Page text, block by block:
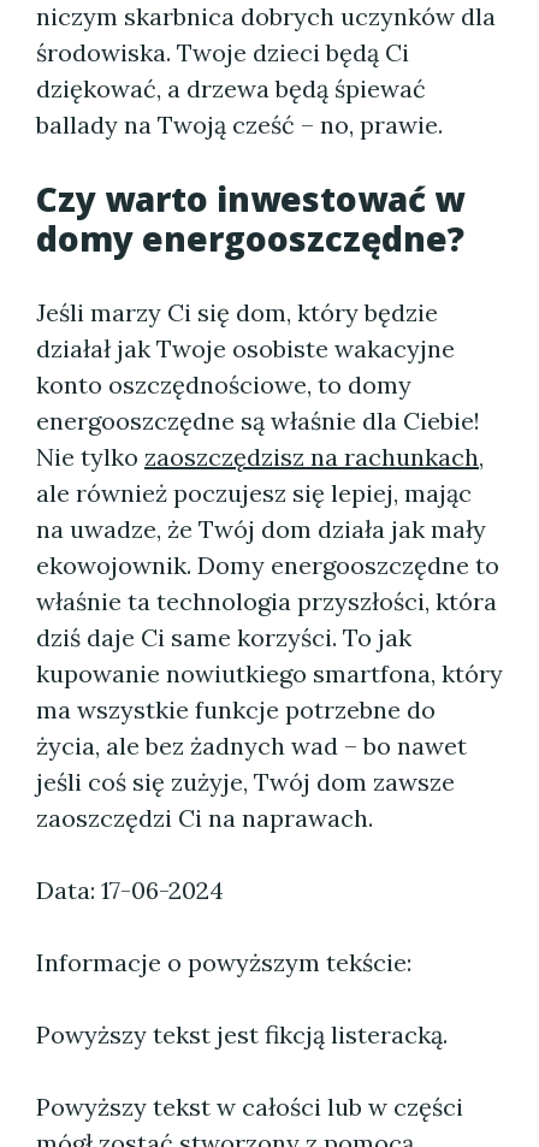
niczym skarbnica dobrych uczynków dla
środowiska. Twoje dzieci będą Ci
dziękować, a drzewa będą śpiewać
ballady na Twoją cześć – no, prawie.
Czy warto inwestować w
domy energooszczędne?
Jeśli marzy Ci się dom, który będzie
działał jak Twoje osobiste wakacyjne
konto oszczędnościowe, to domy
energooszczędne są właśnie dla Ciebie!
Nie tylko zaoszczędzisz na rachunkach,
ale również poczujesz się lepiej, mając
na uwadze, że Twój dom działa jak mały
ekowojownik. Domy energooszczędne to
właśnie ta technologia przyszłości, która
dziś daje Ci same korzyści. To jak
kupowanie nowiutkiego smartfona, który
ma wszystkie funkcje potrzebne do
życia, ale bez żadnych wad – bo nawet
jeśli coś się zużyje, Twój dom zawsze
zaoszczędzi Ci na naprawach.
Data: 17-06-2024
Informacje o powyższym tekście:
Powyższy tekst jest fikcją listeracką.
Powyższy tekst w całości lub w części